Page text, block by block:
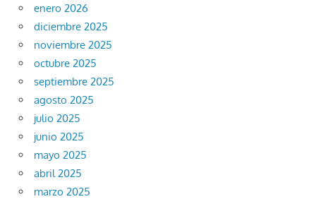
enero 2026
diciembre 2025
noviembre 2025
octubre 2025
septiembre 2025
agosto 2025
julio 2025
junio 2025
mayo 2025
abril 2025
marzo 2025